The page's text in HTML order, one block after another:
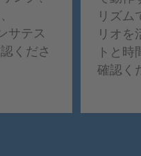
サテス
くださ
リズム
リオを
トと
確認く